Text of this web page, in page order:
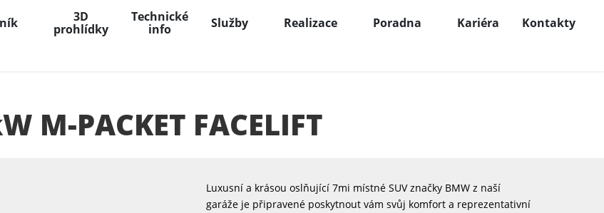
3D
prohlídky
Technické
info
Služby Realizace Poradna Kariéra Kontakty
M-PACKET FACELIFT
Luxusní a krásou oslňující 7mi místné SUV značky BMW z naší
garáže je připravené poskytnout vám svůj komfort a reprezentativní